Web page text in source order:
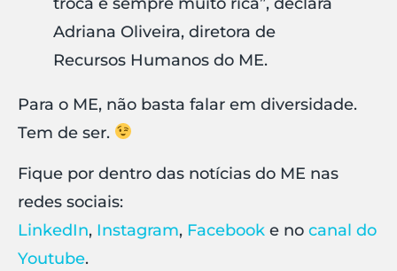
Adriana Oliveira, diretora de
Recursos Humanos do ME.
Para o ME, não basta falar em diversidade.
Tem de ser.
Fique por dentro das notícias do ME nas
redes sociais:
LinkedIn, Instagram, Facebook e no canal do
Youtube.